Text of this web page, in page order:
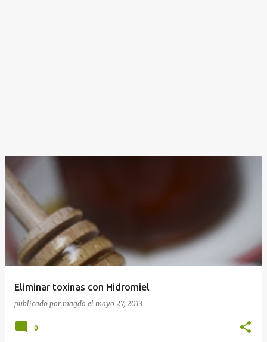
Eliminar toxinas con Hidromiel
publicado por magda el mayo 27, 2013
0